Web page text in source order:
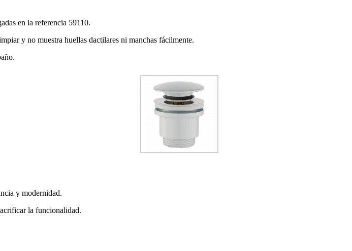
en la referencia 59110.
y no muestra huellas dactilares ni manchas fácilmente.
y modernidad.
la funcionalidad.